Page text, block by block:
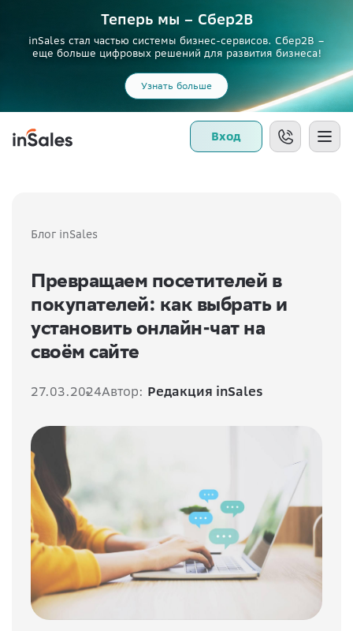
Теперь мы – Сбер2B
inSales стал частью системы бизнес-сервисов. Сбер2В –
еще больше цифровых решений для развития бизнеса!
Узнать больше
Вход
Блог inSales
Превращаем посетителей в
покупателей: как выбрать и
установить онлайн-чат на
своём сайте
27.03.2024Автор: Редакция inSales